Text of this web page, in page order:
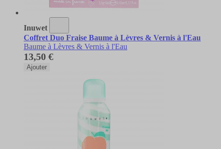
Inuwet
Coffret Duo Fraise Baume à Lèvres & Vernis à l'Eau
Baume à Lèvres & Vernis à l'Eau
13,50 €
Ajouter